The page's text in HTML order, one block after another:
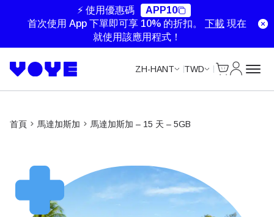
⚡ 使用優惠碼
APP10
首次使用 App 下單即可享 10% 的折扣。 下載 現在
就使用該應用程式！
ZH-HANT TWD
首頁 馬達加斯加 馬達加斯加 – 15 天 – 5GB